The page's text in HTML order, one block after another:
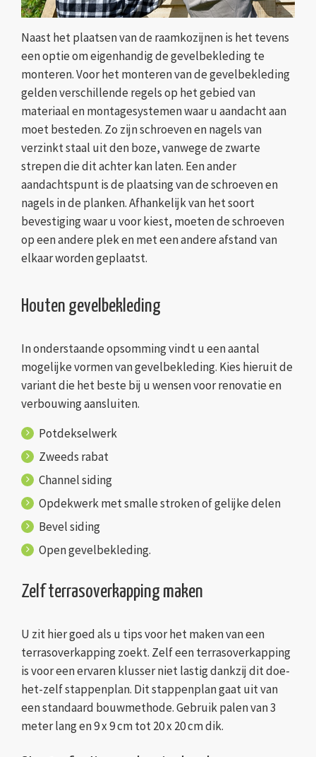
Naast het plaatsen van de raamkozijnen is het tevens
een optie om eigenhandig de gevelbekleding te
monteren. Voor het monteren van de gevelbekleding
gelden verschillende regels op het gebied van
materiaal en montagesystemen waar u aandacht aan
moet besteden. Zo zijn schroeven en nagels van
verzinkt staal uit den boze, vanwege de zwarte
strepen die dit achter kan laten. Een ander
aandachtspunt is de plaatsing van de schroeven en
nagels in de planken. Afhankelijk van het soort
bevestiging waar u voor kiest, moeten de schroeven
op een andere plek en met een andere afstand van
elkaar worden geplaatst.
Houten gevelbekleding
In onderstaande opsomming vindt u een aantal
mogelijke vormen van gevelbekleding. Kies hieruit de
variant die het beste bij u wensen voor renovatie en
verbouwing aansluiten.
Potdekselwerk
Zweeds rabat
Channel siding
Opdekwerk met smalle stroken of gelijke delen
Bevel siding
Open gevelbekleding.
Zelf terrasoverkapping maken
U zit hier goed als u tips voor het maken van een
terrasoverkapping zoekt. Zelf een terrasoverkapping
is voor een ervaren klusser niet lastig dankzij dit doe-
het-zelf stappenplan. Dit stappenplan gaat uit van
een standaard bouwmethode. Gebruik palen van 3
meter lang en 9 x 9 cm tot 20 x 20 cm dik.